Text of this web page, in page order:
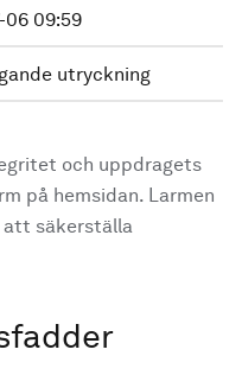
06 09:59
utryckning
och uppdragets
på hemsidan. Larmen
att säkerställa